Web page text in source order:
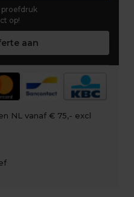
proefdruk
op!
aan
NL vanaf € 75,- excl